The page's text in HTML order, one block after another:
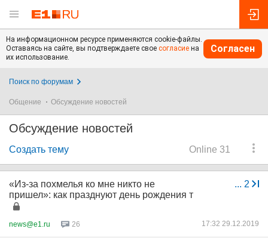
На информационном ресурсе применяются cookie-файлы.
Оставаясь на сайте, вы подтверждаете свое согласие на
их использование.
Согласен
Поиск по форумам
Общение Обсуждение новостей
Обсуждение новостей
Online 31
Создать тему
... 2
«Из-за похмелья ко мне никто не
пришел»: как празднуют день рождения т
news@e1.ru 26 17:32 29.12.2019